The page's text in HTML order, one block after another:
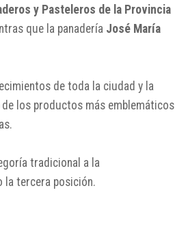
y Pasteleros de la Provincia
que la panadería José María
de toda la ciudad y la
los productos más emblemáticos
tradicional a la
la tercera posición.